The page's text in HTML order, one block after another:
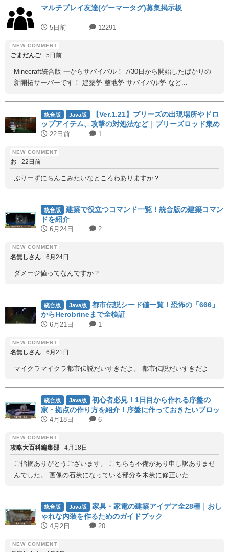
マルチプレイ友達(ゲーマータグ)募集掲示板
5日前 12291
ごまだんご 5日前
Minecraft統合版 一からサバイバル！ 7/30日から開始したばかりの
新開拓サーバーです！ 建築勢 整地勢 サバイバル勢 など...
統合版 Java版
【Ver.1.21】ブリーズの出現場所やドロ
ップアイテム、攻撃の対処法など｜ブリーズロッド集め
に必須！
22日前 1
お 22日前
ぶりーずにちんこみたいなところわありますか？
統合版
建築で役立つコマンド一覧！統合版の建築コマン
ドを紹介
6月24日 2
名無しさん 6月24日
ダメージ値ってなんですか？
統合版 Java版
都市伝説シード値一覧！恐怖の「666」
からHerobrineまで全検証
6月21日 1
名無しさん 6月21日
マイクラマイクラ都市伝説だいすきだよ。 都市伝説だいすきだよ
統合版 Java版
初心者必見！1日目から作れる序盤の
家・拠点の作り方を紹介！序盤に作っておきたいブロッ
クも紹介！
4月18日 6
攻略大百科編集部 4月18日
ご指摘ありがとうございます。 こちらも不備があり申し訳ありませ
んでした。 画像の石炭になっている部分を木炭に修正いた...
統合版 Java版
家具・家電の建築アイデア全28種｜おし
ゃれな内装を作るためのガイドブック
4月2日 20